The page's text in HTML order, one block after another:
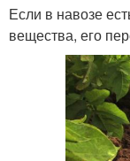
Если в навозе
вещества, его